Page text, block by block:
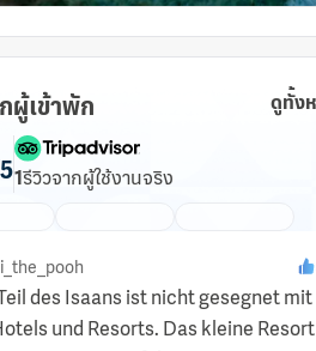
ผู้เข้าพัก ดูทั้ง
1รีวิวจากผู้ใช้งานจริง
des Isaans ist nicht gesegnet mit
und Resorts. Das kleine